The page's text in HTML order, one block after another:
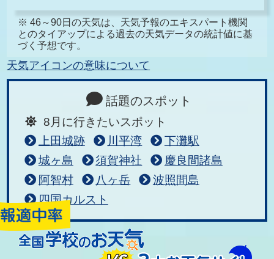
※ 46～90日の天気は、天気予報のエキスパート機関
とのタイアップによる過去の天気データの統計値に基
づく予想です。
天気アイコンの意味について
話題のスポット
8月に行きたいスポット
上田城跡
川平湾
下灘駅
城ヶ島
須賀神社
慶良間諸島
阿智村
八ヶ岳
波照間島
四国カルスト